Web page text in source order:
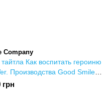
Company
Как воспитать героиню
Производства Good Smile
Pop Up Parade
грн